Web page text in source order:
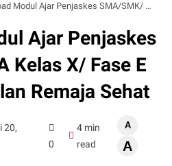
Ajar Penjaskes SMA/SMK/ MA Kelas X/ Fase E Materi Pergaulan Remaja Sehat
Ajar Penjaskes
Kelas X/ Fase E
Remaja Sehat
20,
0
4 min
read
A
A